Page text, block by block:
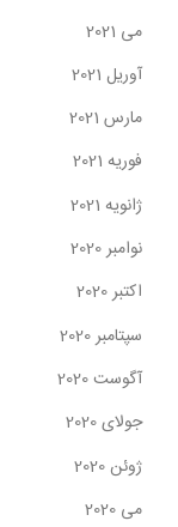
می 2021
آوریل 2021
مارس 2021
فوریه 2021
ژانویه 2021
نوامبر 2020
اکتبر 2020
سپتامبر 2020
آگوست 2020
جولای 2020
ژوئن 2020
می 2020